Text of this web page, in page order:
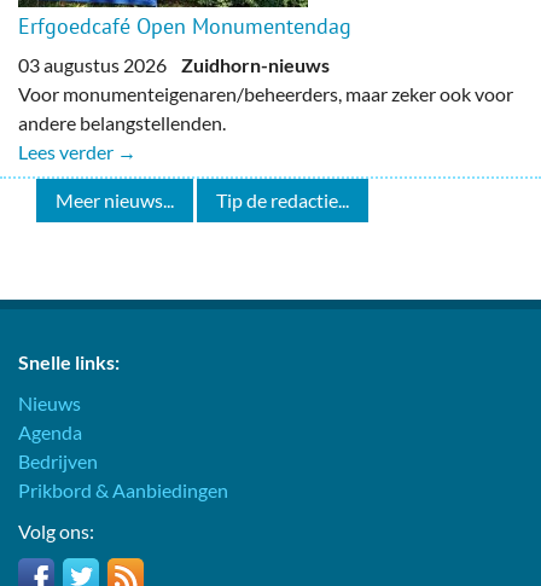
Erfgoedcafé Open Monumentendag
03 augustus 2026 Zuidhorn-nieuws
Voor monumenteigenaren/beheerders, maar zeker ook voor
andere belangstellenden.
Lees verder →
Meer nieuws... Tip de redactie...
Snelle links:
Nieuws
Agenda
Bedrijven
Prikbord & Aanbiedingen
Volg ons: